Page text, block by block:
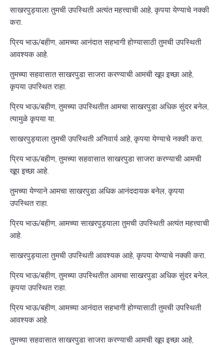
साखरपुड्याला तुमची उपस्थिती अत्यंत महत्त्वाची आहे, कृपया येण्याचे नक्की
करा.
प्रिय भाऊ/बहीण, आमच्या आनंदात सहभागी होण्यासाठी तुमची उपस्थिती
आवश्यक आहे.
तुमच्या सहवासात साखरपुडा साजरा करण्याची आमची खूप इच्छा आहे,
कृपया उपस्थित राहा.
प्रिय भाऊ/बहीण, तुमच्या उपस्थितीत आमचा साखरपुडा अधिक सुंदर बनेल,
त्यामुळे कृपया या.
साखरपुड्याला तुमची उपस्थिती अनिवार्य आहे, कृपया येण्याचे नक्की करा.
प्रिय भाऊ/बहीण, तुमच्या सहवासात साखरपुडा साजरा करण्याची आमची
खूप इच्छा आहे.
तुमच्या येण्याने आमचा साखरपुडा अधिक आनंददायक बनेल, कृपया
उपस्थित राहा.
प्रिय भाऊ/बहीण, आमच्या साखरपुड्याला तुमची उपस्थिती अत्यंत महत्त्वाची
आहे.
साखरपुड्याला तुमची उपस्थिती आवश्यक आहे, कृपया येण्याचे नक्की करा.
प्रिय भाऊ/बहीण, तुमच्या उपस्थितीत आमचा साखरपुडा अधिक सुंदर बनेल,
कृपया उपस्थित राहा.
प्रिय भाऊ/बहीण, आमच्या आनंदात सहभागी होण्यासाठी तुमची उपस्थिती
आवश्यक आहे.
तुमच्या सहवासात साखरपुडा साजरा करण्याची आमची खूप इच्छा आहे,